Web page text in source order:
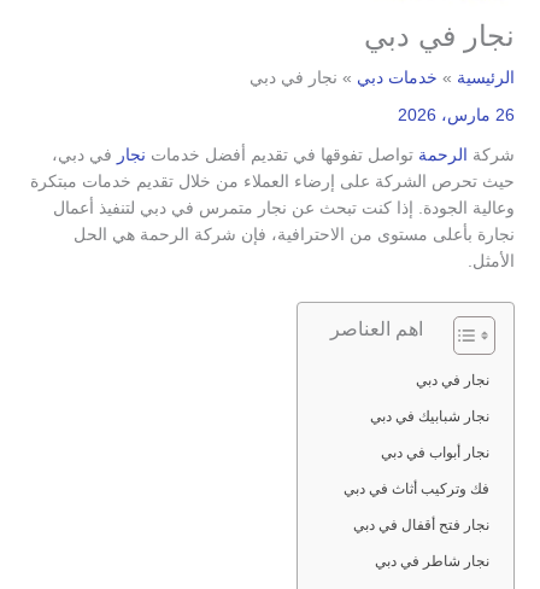
نجار في دبي
الرئيسية خدمات دبي نجار في دبي
26 مارس، 2026
شركة الرحمة تواصل تفوقها في تقديم أفضل خدمات نجار في دبي،
حيث تحرص الشركة على إرضاء العملاء من خلال تقديم خدمات مبتكرة
وعالية الجودة. إذا كنت تبحث عن نجار متمرس في دبي لتنفيذ أعمال
نجارة بأعلى مستوى من الاحترافية، فإن شركة الرحمة هي الحل
الأمثل.
اهم العناصر
نجار في دبي
نجار شبابيك في دبي
نجار أبواب في دبي
فك وتركيب أثاث في دبي
نجار فتح أقفال في دبي
نجار شاطر في دبي